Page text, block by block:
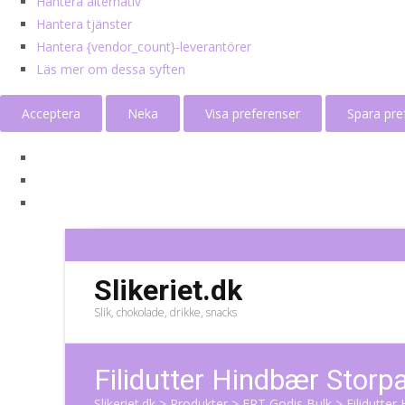
Hantera tjänster
Hantera {vendor_count}-leverantörer
Läs mer om dessa syften
Acceptera Neka Visa preferenser Spara
Slikeriet.dk
Slik, chokolade, drikke, snacks
Filidutter Hindbær